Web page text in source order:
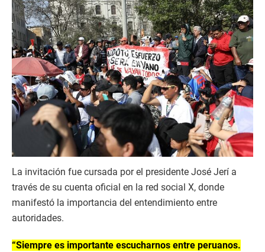
La invitación fue cursada por el presidente José Jerí a
través de su cuenta oficial en la red social X, donde
manifestó la importancia del entendimiento entre
autoridades.
“Siempre es importante escucharnos entre peruanos.